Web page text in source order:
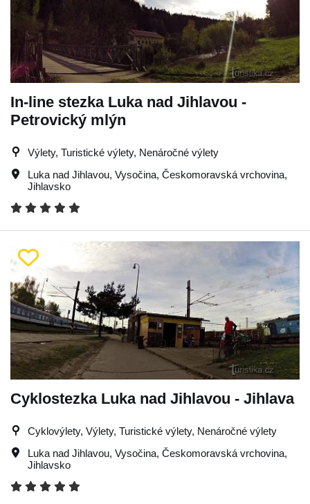
In-line stezka Luka nad Jihlavou -
Petrovický mlýn
Výlety, Turistické výlety, Nenáročné výlety
Luka nad Jihlavou, Vysočina, Českomoravská vrchovina,
Jihlavsko
Cyklostezka Luka nad Jihlavou - Jihlava
Cyklovýlety, Výlety, Turistické výlety, Nenáročné výlety
Luka nad Jihlavou, Vysočina, Českomoravská vrchovina,
Jihlavsko